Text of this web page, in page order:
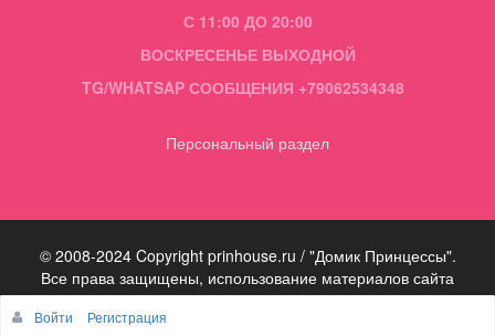
С 11:00 ДО 20:00
ВОСКРЕСЕНЬЕ ВЫХОДНОЙ
TG/WHATSAP СООБЩЕНИЯ +79062534348
Персональный раздел
© 2008-2024 Copyright prinhouse.ru / "Домик Принцессы".
Все права защищены, использование материалов сайта
запрещено.
Войти
Регистрация